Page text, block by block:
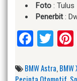
Foto : Tulus
Penerbit:
BMW Astra,